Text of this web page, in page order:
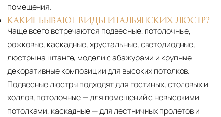
помещения.
КАКИЕ БЫВАЮТ ВИДЫ ИТАЛЬЯНСКИХ ЛЮСТР?
Чаще всего встречаются подвесные, потолочные,
рожковые, каскадные, хрустальные, светодиодные,
люстры на штанге, модели с абажурами и крупные
декоративные композиции для высоких потолков.
Подвесные люстры подходят для гостиных, столовых и
холлов, потолочные — для помещений с невысокими
потолками, каскадные — для лестничных пролетов и